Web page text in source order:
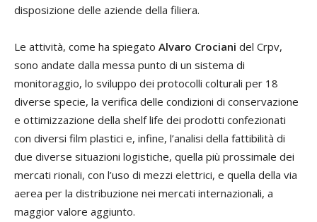
disposizione delle aziende della filiera.
Le attività, come ha spiegato Alvaro Crociani del Crpv,
sono andate dalla messa punto di un sistema di
monitoraggio, lo sviluppo dei protocolli colturali per 18
diverse specie, la verifica delle condizioni di conservazione
e ottimizzazione della shelf life dei prodotti confezionati
con diversi film plastici e, infine, l’analisi della fattibilità di
due diverse situazioni logistiche, quella più prossimale dei
mercati rionali, con l’uso di mezzi elettrici, e quella della via
aerea per la distribuzione nei mercati internazionali, a
maggior valore aggiunto.